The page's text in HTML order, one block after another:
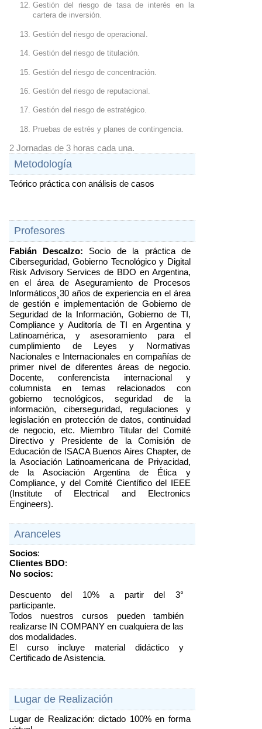
Gestión del riesgo de tasa de interés en la
cartera de inversión﻿.
Gestión del riesgo de operacional﻿.
Gestión del riesgo de titulación﻿.
Gestión del riesgo de concentración﻿.
Gestión del riesgo de reputacional﻿.
Gestión del riesgo de estratégico﻿.
Pruebas de estrés y planes de contingencia﻿.
2 Jornadas de 3 horas cada una.
Metodología
Teórico práctica con análisis de casos
Profesores
Fabián Descalzo: Socio de la práctica de
Ciberseguridad, Gobierno Tecnológico y Digital
Risk Advisory Services de BDO en Argentina,
en el área de Aseguramiento de Procesos
Informáticos¸30 años de experiencia en el área
de gestión e implementación de Gobierno de
Seguridad de la Información, Gobierno de TI,
Compliance y Auditoría de TI en Argentina y
Latinoamérica, y asesoramiento para el
cumplimiento de Leyes y Normativas
Nacionales e Internacionales en compañías de
primer nivel de diferentes áreas de negocio.
Docente, conferencista internacional y
columnista en temas relacionados con
gobierno tecnológicos, seguridad de la
información, ciberseguridad, regulaciones y
legislación en protección de datos, continuidad
de negocio, etc. Miembro Titular del Comité
Directivo y Presidente de la Comisión de
Educación de ISACA Buenos Aires Chapter, de
la Asociación Latinoamericana de Privacidad,
de la Asociación Argentina de Ética y
Compliance, y del Comité Científico del IEEE
(Institute of Electrical and Electronics
Engineers).
Aranceles
Socios:
Clientes BDO:
No socios:
Descuento del 10% a partir del 3°
participante.
Todos nuestros cursos pueden también
realizarse IN COMPANY en cualquiera de las
dos modalidades.
El curso incluye material didáctico y
Certificado de Asistencia.
Lugar de Realización
Lugar de Realización: dictado 100% en forma